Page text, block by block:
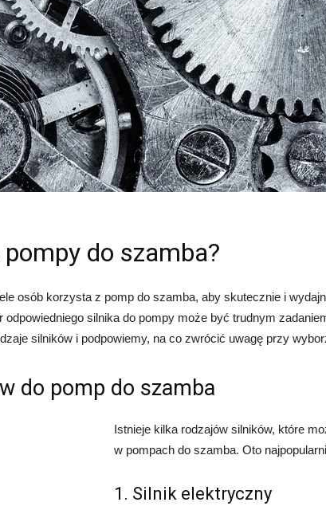
do szamba?
osób korzysta z pomp do szamba, aby skutecznie i
silnika do pompy może być trudnym
silników i podpowiemy, na co zwrócić uwagę przy
do pomp do szamba
Istnieje kilka rodzajów silników, które
w pompach do szamba. Oto
1. Silnik elektryczny